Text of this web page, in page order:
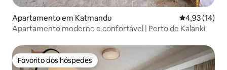
Apartamento em Katmandu Classificação
4,93 (14)
Apartamento moderno e confortável | Perto de Kalanki
Favorito dos hóspedes
Favorito dos hóspedes